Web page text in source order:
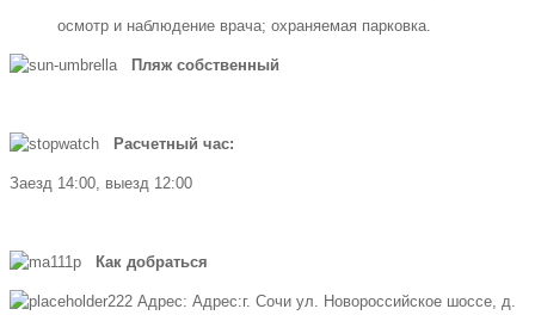
осмотр и наблюдение врача; охраняемая парковка.
Пляж собственный
Расчетный час:
Заезд 14:00, выезд 12:00
Как добраться
Адрес: Адрес:г. Сочи ул. Новороссийское шоссе, д.